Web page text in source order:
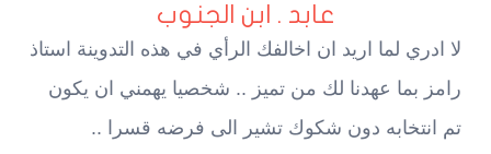
عابد . ابن الجنوب
لا ادري لما اريد ان اخالفك الرأي في هذه التدوينة استاذ
رامز بما عهدنا لك من تميز .. شخصيا يهمني ان يكون
تم انتخابه دون شكوك تشير الى فرضه قسرا ..